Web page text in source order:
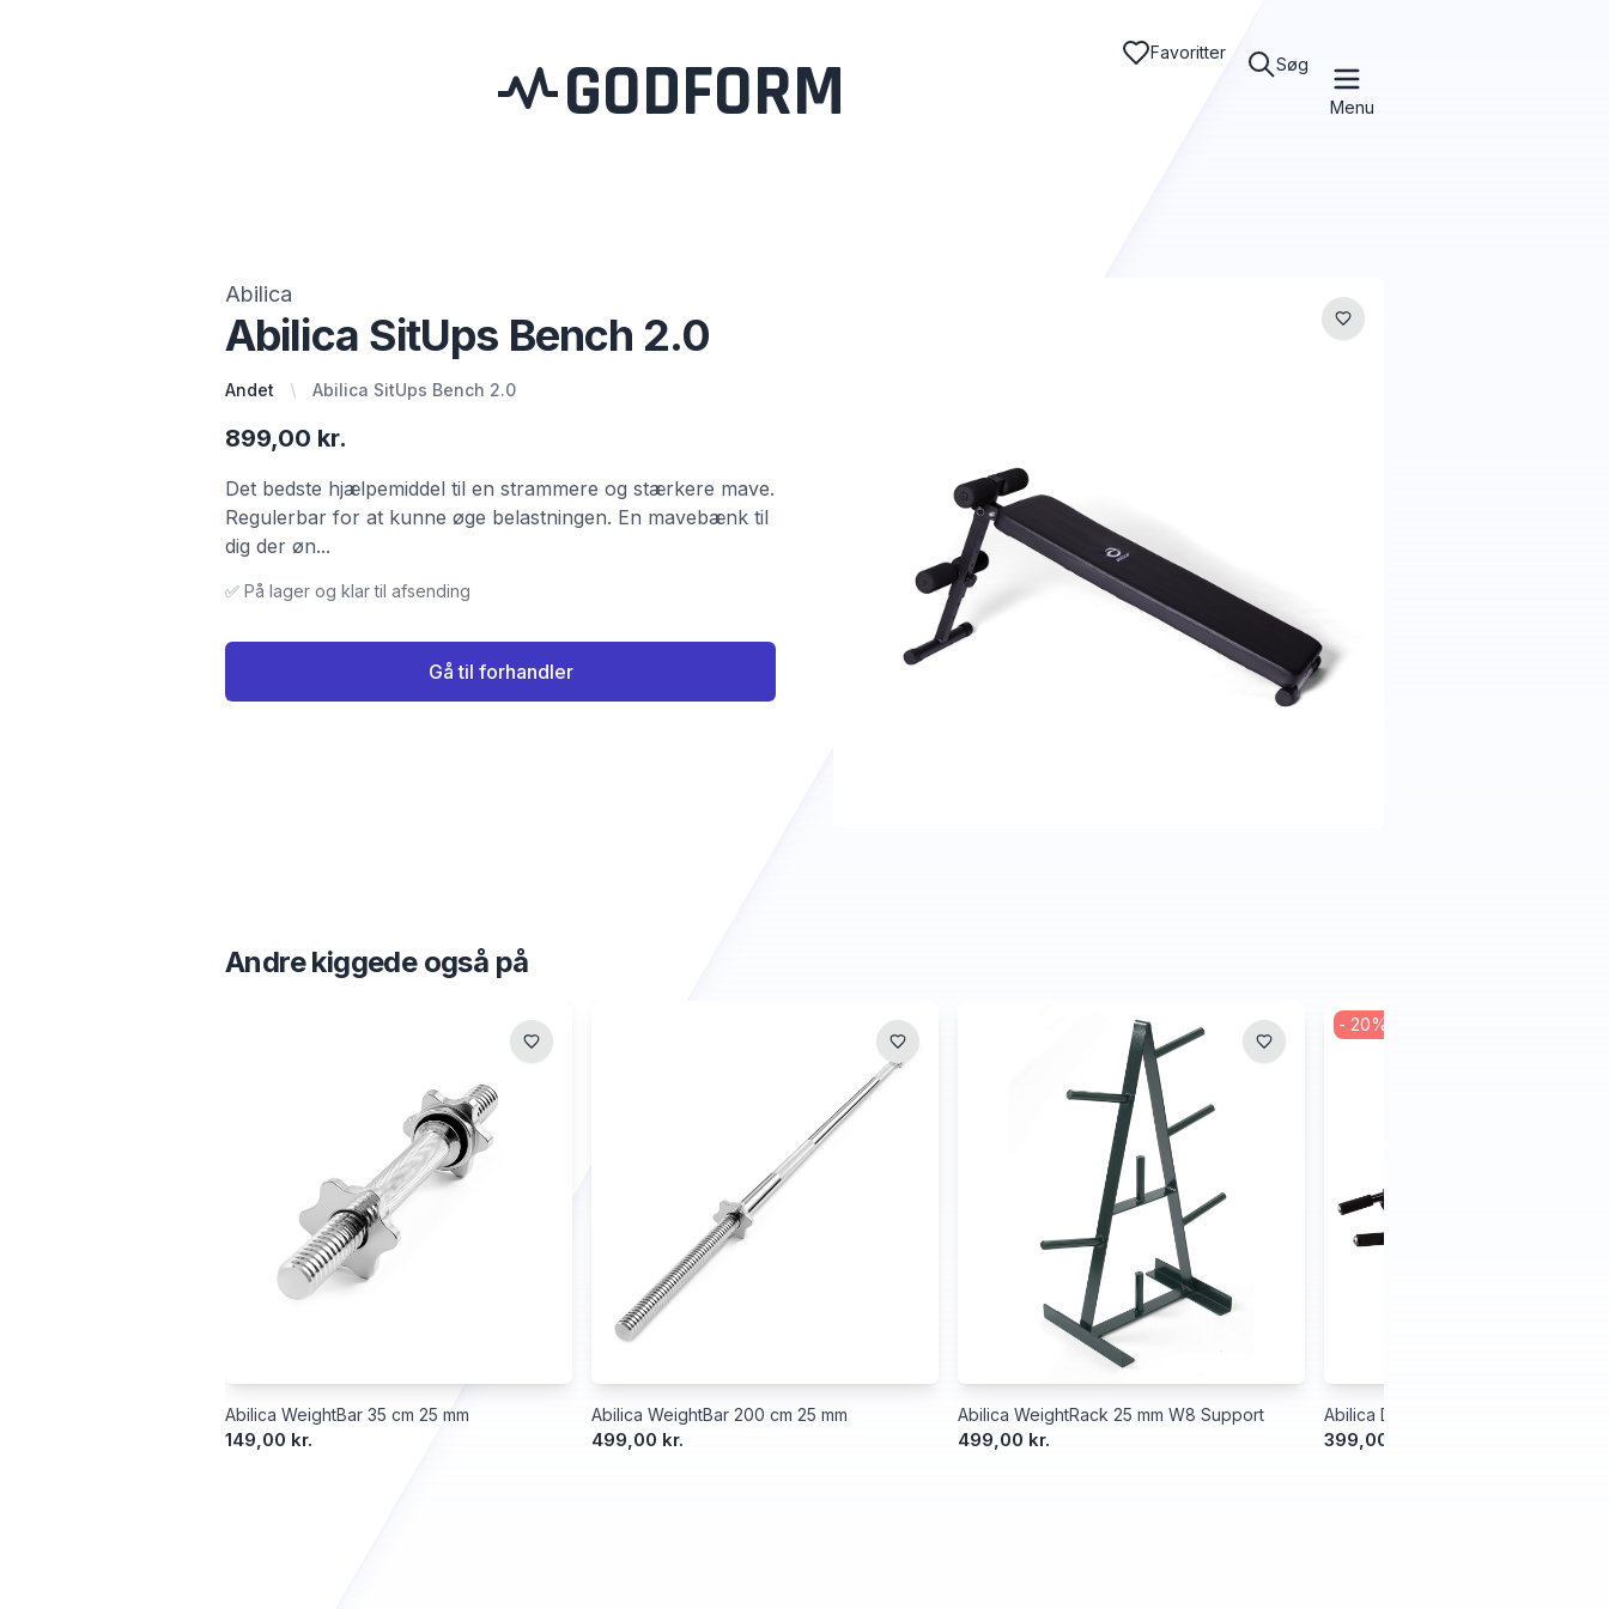
GODFORM Favoritter
Søg
Menu
Abilica
Abilica SitUps Bench 2.0
Andet Abilica SitUps Bench 2.0
899,00 kr.
Det bedste hjælpemiddel til en strammere og stærkere mave.
Regulerbar for at kunne øge belastningen. En mavebænk til
dig der øn...
✅ På lager og klar til afsending
Gå til forhandler
Andre kiggede også på
Abilica WeightBar 35 cm 25 mm
149,00 kr.
Abilica WeightBar 200 cm 25 mm
499,00 kr.
Abilica WeightRack 25 mm W8 Support
499,00 kr.
- 20%
Abilica DoorGym Advanced
399,00 kr.